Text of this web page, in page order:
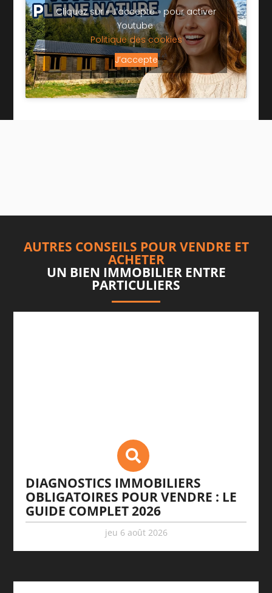
Cliquez sur « J’accepte » pour activer
Youtube
Politique des cookies
J’accepte
AUTRES CONSEILS POUR VENDRE ET
ACHETER
UN BIEN IMMOBILIER ENTRE
PARTICULIERS
DIAGNOSTICS IMMOBILIERS
OBLIGATOIRES POUR VENDRE : LE
GUIDE COMPLET 2026
jeu 6 août 2026